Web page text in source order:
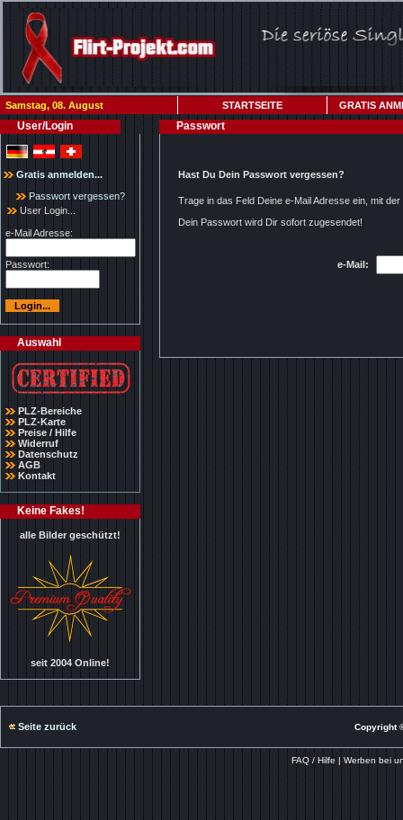
Samstag, 08. August STARTSEITE GRATIS
User/Login
Gratis anmelden...
Passwort vergessen?
User Login...
e-Mail Adresse:
Passwort:
Auswahl
PLZ-Bereiche
PLZ-Karte
Preise / Hilfe
Widerruf
Datenschutz
AGB
Kontakt
Keine Fakes!
alle Bilder geschützt!
seit 2004 Online!
Passwort
Hast Du Dein Passwort vergessen?
Trage in das Feld Deine e-Mail Adresse ein, mit
Dein Passwort wird Dir sofort zugesendet!
e-Mail:
Seite zurück Copyright
FAQ / Hilfe |Werben bei